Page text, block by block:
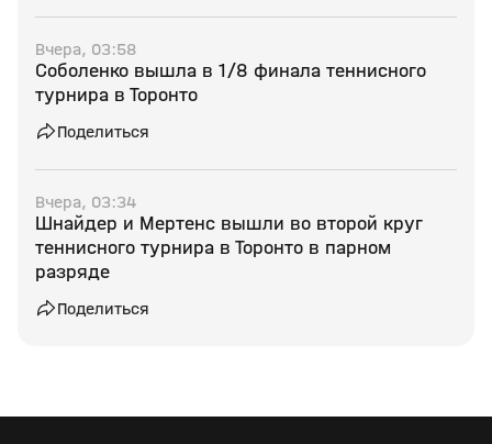
Вчера, 03:58
Соболенко вышла в 1/8 финала теннисного
турнира в Торонто
Поделиться
Вчера, 03:34
Шнайдер и Мертенс вышли во второй круг
теннисного турнира в Торонто в парном
разряде
Поделиться